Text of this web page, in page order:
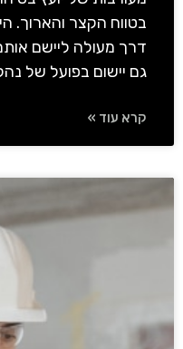
בטווח הקצר והארוך.
דרך מעולה ליישם
גם יישום בפועל של
קרא עוד »